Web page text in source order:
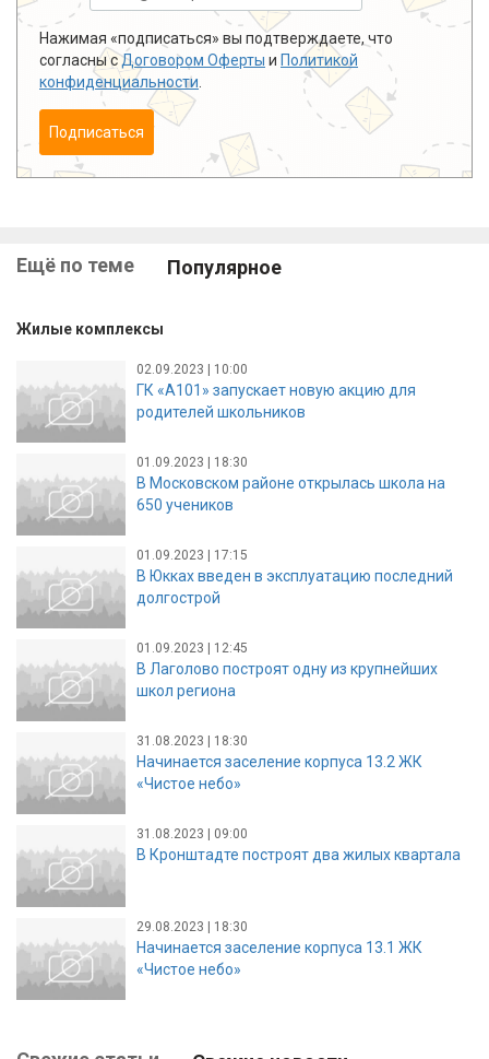
Нажимая «подписаться» вы подтверждаете, что
согласны сДоговором Оферты и Политикой
конфиденциальности
Подписаться
Ещё по теме Популярное
Жилые комплексы
02.09.2023 | 10:00
ГК «А101» запускает новую акцию для
родителей школьников
01.09.2023 | 18:30
В Московском районе открылась школа на
650 учеников
01.09.2023 | 17:15
В Юкках введен в эксплуатацию последний
долгострой
01.09.2023 | 12:45
В Лаголово построят одну из крупнейших
школ региона
31.08.2023 | 18:30
Начинается заселение корпуса 13.2 ЖК
«Чистое небо»
31.08.2023 | 09:00
В Кронштадте построят два жилых квартала
29.08.2023 | 18:30
Начинается заселение корпуса 13.1 ЖК
«Чистое небо»